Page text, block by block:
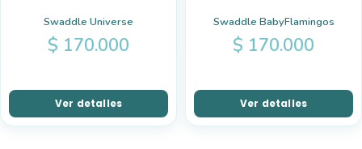
Swaddle Universe
$ 170.000
Ver detalles
Swaddle BabyFlamingos
$ 170.000
Ver detalles